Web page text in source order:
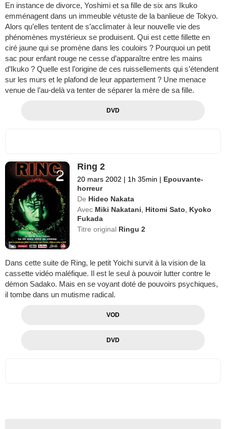
En instance de divorce, Yoshimi et sa fille de six ans Ikuko
emménagent dans un immeuble vétuste de la banlieue de Tokyo.
Alors qu’elles tentent de s’acclimater à leur nouvelle vie des
phénomènes mystérieux se produisent. Qui est cette fillette en
ciré jaune qui se promène dans les couloirs ? Pourquoi un petit
sac pour enfant rouge ne cesse d’apparaître entre les mains
d’Ikuko ? Quelle est l’origine de ces ruissellements qui s’étendent
sur les murs et le plafond de leur appartement ? Une menace
venue de l’au-delà va tenter de séparer la mère de sa fille.
DVD
Ring 2
20 mars 2002 | 1h 35min | Epouvante-
horreur
De Hideo Nakata
Avec Miki Nakatani Hitomi Sato
Kyoko
Fukada
Titre original Ringu 2
Dans cette suite de Ring, le petit Yoichi survit à la vision de la
cassette vidéo maléfique. Il est le seul à pouvoir lutter contre le
démon Sadako. Mais en se voyant doté de pouvoirs psychiques,
il tombe dans un mutisme radical.
VOD
DVD